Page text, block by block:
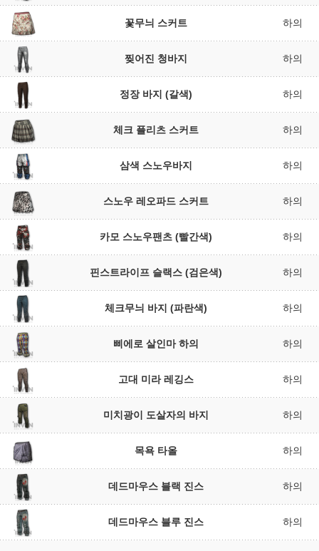
꽃무늬 스커트 하의
찢어진 청바지 하의
정장 바지 (갈색) 하의
체크 플리츠 스커트 하의
삼색 스노우바지 하의
스노우 레오파드 스커트 하의
카모 스노우팬츠 (빨간색) 하의
핀스트라이프 슬랙스 (검은색) 하의
체크무늬 바지 (파란색) 하의
삐에로 살인마 하의 하의
고대 미라 레깅스 하의
미치광이 도살자의 바지 하의
목욕 타올 하의
데드마우스 블랙 진스 하의
데드마우스 블루 진스 하의